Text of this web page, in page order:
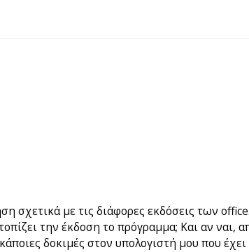
σχετικά με τις διάφορες εκδόσεις των
την έκδοση το πρόγραμμα; Και αν ναι,
δοκιμές στον υπολογιστή μου που